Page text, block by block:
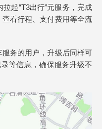
起“T3出行”元服务，完成
看行程、支付费用等全流
务的用户，升级后同样可
等信息，确保服务升级不